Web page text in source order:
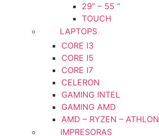
29” – 55 “
TOUCH
LAPTOPS
CORE I3
CORE I5
CORE I7
CELERON
GAMING INTEL
GAMING AMD
AMD – RYZEN – ATHLON
IMPRESORAS